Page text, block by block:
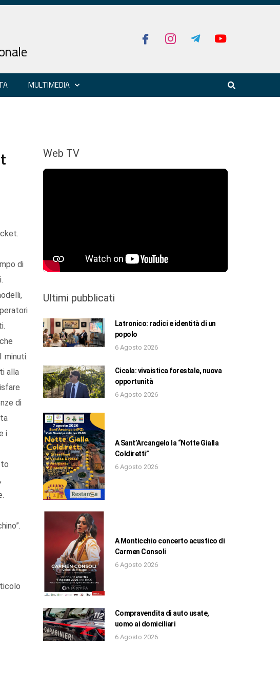
MULTIMEDIA
di
minuti.
alla
di
i
Web TV
Ultimi pubblicati
Latronico: radici e identità di un
popolo
6 Agosto 2026
Cicala: vivaistica forestale, nuova
opportunità
6 Agosto 2026
A Sant’Arcangelo la “Notte Gialla
Coldiretti”
6 Agosto 2026
A Monticchio concerto acustico di
Carmen Consoli
6 Agosto 2026
Compravendita di auto usate,
uomo ai domiciliari
6 Agosto 2026